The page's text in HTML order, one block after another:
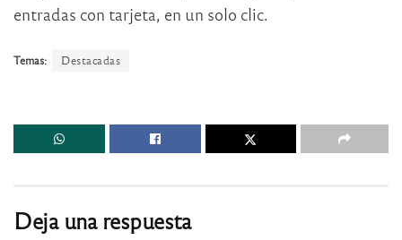
entradas con tarjeta, en un solo clic.
Temas: Destacadas
Deja una respuesta